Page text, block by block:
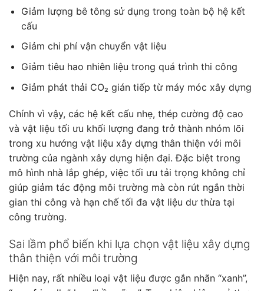
Giảm lượng bê tông sử dụng trong toàn bộ hệ kết
cấu
Giảm chi phí vận chuyển vật liệu
Giảm tiêu hao nhiên liệu trong quá trình thi công
Giảm phát thải CO₂ gián tiếp từ máy móc xây dựng
Chính vì vậy, các hệ kết cấu nhẹ, thép cường độ cao
và vật liệu tối ưu khối lượng đang trở thành nhóm lõi
trong xu hướng vật liệu xây dựng thân thiện với môi
trường của ngành xây dựng hiện đại. Đặc biệt trong
mô hình nhà lắp ghép, việc tối ưu tải trọng không chỉ
giúp giảm tác động môi trường mà còn rút ngắn thời
gian thi công và hạn chế tối đa vật liệu dư thừa tại
công trường.
Sai lầm phổ biến khi lựa chọn vật liệu xây dựng
thân thiện với môi trường
Hiện nay, rất nhiều loại vật liệu được gắn nhãn “xanh”,